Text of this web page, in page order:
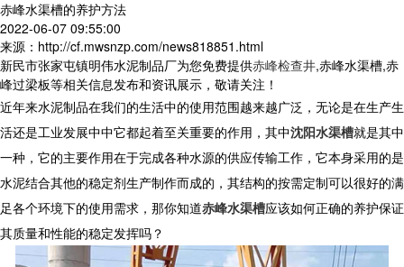
赤峰水渠槽的养护方法
2022-06-07 09:55:00
来源：http://cf.mwsnzp.com/news818851.html
新民市张家屯镇明伟水泥制品厂为您免费提供赤峰检查井,赤峰水渠槽,赤
峰过梁板等相关信息发布和资讯展示，敬请关注！
近年来水泥制品在我们的生活中的使用范围越来越广泛，无论是在生产生
活还是工业发展中中它都起着至关重要的作用，其中沈阳水渠槽就是其中
一种，它的主要作用在于完成各种水源的供应传输工作，它本身采用的是
水泥结合其他的稳定剂生产制作而成的，其结构的按需定制可以很好的满
足各个环境下的使用需求，那你知道赤峰水渠槽应该如何正确的养护保证
其质量和性能的稳定发挥吗？